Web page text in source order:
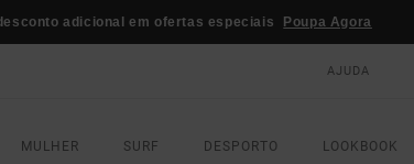
adicional em ofertas especiais Poupa Agora
AJUDA
MULHER SURF DESPORTO LOOKBOOK